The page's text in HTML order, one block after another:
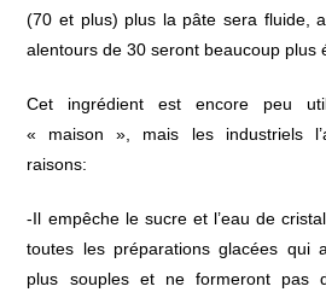
(70 et plus) plus la pâte sera fluide,
alentours de 30 seront beaucoup plus
Cet ingrédient est encore peu
« maison », mais les industriels
raisons:
-Il empêche le sucre et l’eau de
toutes les préparations glacées qui
plus souples et ne formeront pas